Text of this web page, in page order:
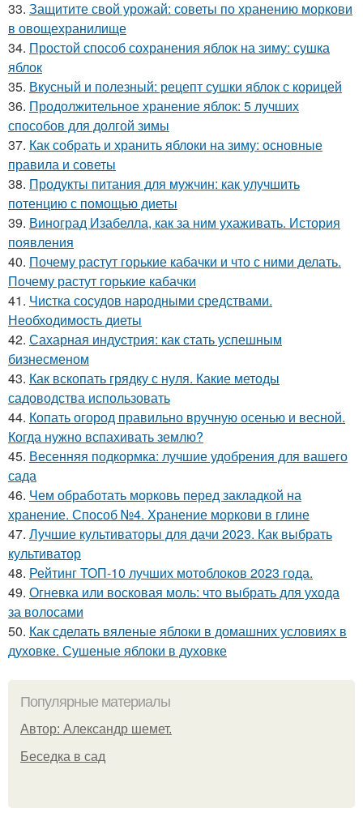
33. Защитите свой урожай: советы по хранению моркови
в овощехранилище
34. Простой способ сохранения яблок на зиму: сушка
яблок
35. Вкусный и полезный: рецепт сушки яблок с корицей
36. Продолжительное хранение яблок: 5 лучших
способов для долгой зимы
37. Как собрать и хранить яблоки на зиму: основные
правила и советы
38. Продукты питания для мужчин: как улучшить
потенцию с помощью диеты
39. Виноград Изабелла, как за ним ухаживать. История
появления
40. Почему растут горькие кабачки и что с ними делать.
Почему растут горькие кабачки
41. Чистка сосудов народными средствами.
Необходимость диеты
42. Сахарная индустрия: как стать успешным
бизнесменом
43. Как вскопать грядку с нуля. Какие методы
садоводства использовать
44. Копать огород правильно вручную осенью и весной.
Когда нужно вспахивать землю?
45. Весенняя подкормка: лучшие удобрения для вашего
сада
46. Чем обработать морковь перед закладкой на
хранение. Способ №4. Хранение моркови в глине
47. Лучшие культиваторы для дачи 2023. Как выбрать
культиватор
48. Рейтинг ТОП-10 лучших мотоблоков 2023 года.
49. Огневка или восковая моль: что выбрать для ухода
за волосами
50. Как сделать вяленые яблоки в домашних условиях в
духовке. Сушеные яблоки в духовке
Популярные материалы
Автор: Александр шемет.
Беседка в сад